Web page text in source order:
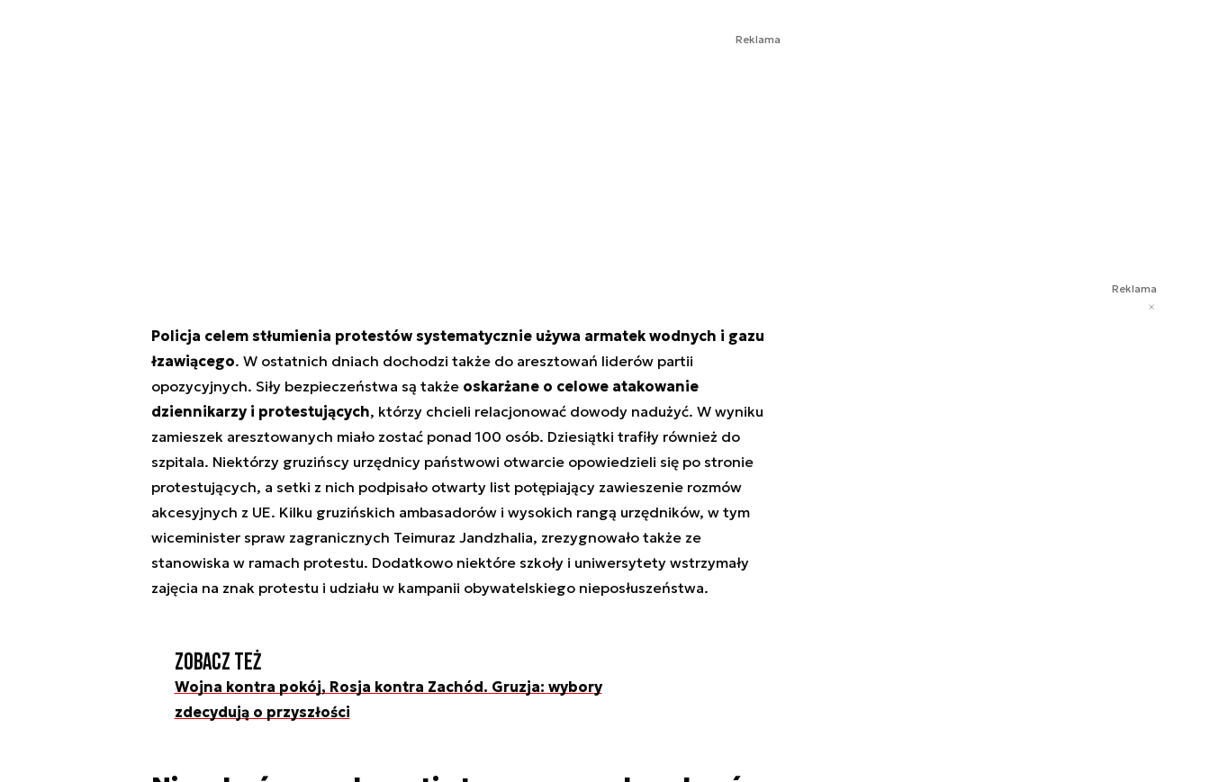
Reklama
Policja celem stłumienia protestów systematycznie używa armatek wodnych i gazu
łzawiącego. W ostatnich dniach dochodzi także do aresztowań liderów partii
opozycyjnych. Siły bezpieczeństwa są także oskarżane o celowe atakowanie
dziennikarzy i protestujących, którzy chcieli relacjonować dowody nadużyć. W wyniku
zamieszek aresztowanych miało zostać ponad 100 osób. Dziesiątki trafiły również do
szpitala. Niektórzy gruzińscy urzędnicy państwowi otwarcie opowiedzieli się po stronie
protestujących, a setki z nich podpisało otwarty list potępiający zawieszenie rozmów
akcesyjnych z UE. Kilku gruzińskich ambasadorów i wysokich rangą urzędników, w tym
wiceminister spraw zagranicznych Teimuraz Jandzhalia, zrezygnowało także ze
stanowiska w ramach protestu. Dodatkowo niektóre szkoły i uniwersytety wstrzymały
zajęcia na znak protestu i udziału w kampanii obywatelskiego nieposłuszeństwa.
Zobacz też
Wojna kontra pokój, Rosja kontra Zachód. Gruzja: wybory
zdecydują o przyszłości
Reklama